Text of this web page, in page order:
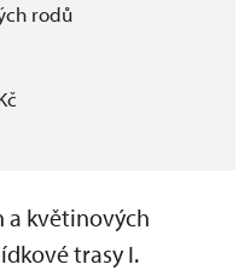
rodů
a květinových
trasy I.